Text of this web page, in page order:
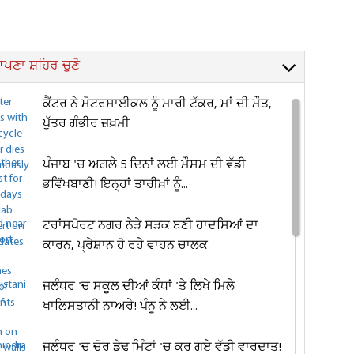
ਸ਼ਹਿਰ ਚੁਣੋ
ਕੈਂਟਰ ਨੇ ਮੋਟਰਸਾਈਕਲ ਨੂੰ ਮਾਰੀ ਟੱਕਰ, ਮਾਂ ਦੀ ਮੌਤ,
ਪੁੱਤਰ ਗੰਭੀਰ ਜ਼ਖ਼ਮੀ
ਪੰਜਾਬ 'ਚ ਅਗਲੇ 5 ਦਿਨਾਂ ਲਈ ਮੌਸਮ ਦੀ ਵੱਡੀ
ਭਵਿੱਖਬਾਣੀ! ਇਨ੍ਹਾਂ ਤਾਰੀਖ਼ਾਂ ਨੂੰ...
ਟਰਾਂਸਪੋਰਟ ਨਗਰ ਨੇੜੇ ਸੜਕ ਬਣੀ ਹਾਦਸਿਆਂ ਦਾ
ਕਾਰਨ, ਪ੍ਰੇਸ਼ਾਨ ਹੋ ਰਹੇ ਵਾਹਨ ਚਾਲਕ
ਜਲੰਧਰ 'ਚ ਸਕੂਲ ਦੀਆਂ ਕੰਧਾਂ 'ਤੇ ਲਿਖੇ ਮਿਲੇ
ਖਾਲਿਸਤਾਨੀ ਨਾਅਰੇ! ਪੰਨੂ ਨੇ ਲਈ...
ਜਲੰਧਰ 'ਚ ਚੋਰ ਡੇਢ ਮਿੰਟਾਂ 'ਚ ਕਰ ਗਏ ਵੱਡੀ ਵਾਰਦਾਤ!